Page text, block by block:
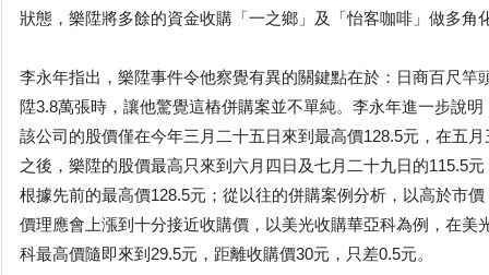
狀態，樂陞將多餘的資金收購「一之鄉」及「怡客咖啡」做多角
李永年指出，樂陞事件令他察覺有異的關鍵點在於：日商百尺竿
陞3.8萬張時，讓他驚覺這樁併購案並不單純。李永年進一步說
該公司的股價僅在今年三月二十五日來到最高價128.5元，在五
之後，樂陞的股價最高只來到六月四日及七月二十九日的115.5
根據先前的最高價128.5元；從以往的併購案例分析，以高於市
價理應會上漲到十分接近收購價，以美光收購華亞科為例，在美
科最高價隨即來到29.5元，距離收購價30元，只差0.5元。